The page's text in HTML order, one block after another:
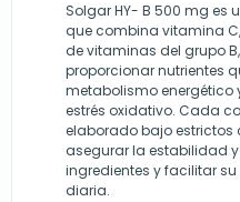
Solgar HY- B 500 mg
que combina vitamina
de vitaminas del grupo
proporcionar nutrientes
metabolismo energético
estrés oxidativo. Cada
elaborado bajo
asegurar la estabilidad
ingredientes y facilitar
diaria.